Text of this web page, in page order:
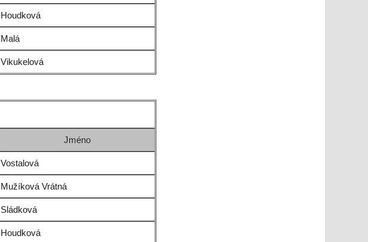
Houdková
Malá
Vikukelová
Jméno
Vostalová
Mužíková Vrátná
Sládková
Houdková